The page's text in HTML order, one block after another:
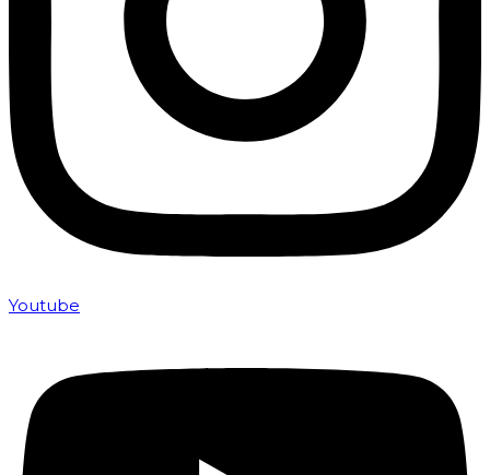
Youtube